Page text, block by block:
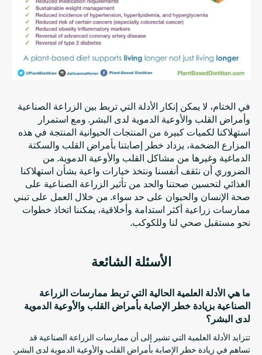
في الختام، لا يمكن إنكار الأدلة التي تربط بين الزراعة الصناعية
وأمراض القلب والأوعية الدموية لدى البشر. ومع استمرار
استهلاكنا لكميات كبيرة من المنتجات الحيوانية المنتجة في هذه
المزارع الضخمة، يزداد خطر إصابتنا بأمراض القلب والسكتة
الدماغية وغيرها من مشاكل القلب والأوعية الدموية. من
الضروري أن نثقف أنفسنا ونتخذ خيارات واعية بشأن استهلاكنا
الغذائي لتحسين صحتنا والحد من تأثير الزراعة الصناعية على
صحة الإنسان والحيوان على حد سواء. من خلال العمل على تبني
ممارسات زراعية أكثر استدامة وأخلاقية، يمكننا اتخاذ خطوات
نحو مستقبل صحي لنا وللكوكب.
الأسئلة الشائعة
ما هي الأدلة العلمية الحالية التي تربط ممارسات الزراعة
الصناعية بزيادة خطر الإصابة بأمراض القلب والأوعية الدموية
لدى البشر؟
تتزايد الأدلة العلمية التي تشير إلى أن ممارسات الزراعة الصناعية قد
تساهم في زيادة خطر الإصابة بأمراض القلب والأوعية الدموية لدى البشر.